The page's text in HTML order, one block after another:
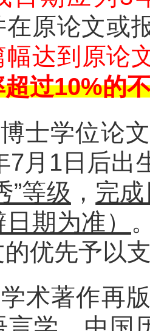
在原论文或
幅达到原论
过10%的
士学位论
7月1日后
”等级 ， 完
日期为准）
优先予以
术著作再